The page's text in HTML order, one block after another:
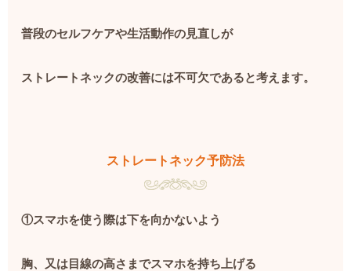
普段のセルフケアや生活動作の見直しが
ストレートネックの改善には不可欠であると考えます。
ストレートネック予防法
①スマホを使う際は下を向かないよう
胸、又は目線の高さまでスマホを持ち上げる